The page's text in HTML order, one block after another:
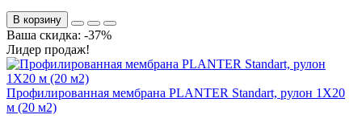
В корзину
Ваша скидка: -37%
Лидер продаж!
Профилированная мембрана PLANTER Standart, рулон 1Х20
м (20 м2)